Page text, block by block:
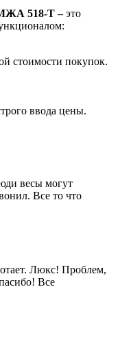
518-Т –это
стоимости покупок.
ввода цены.
весы могут
Все то что
Люкс! Проблем,
Все